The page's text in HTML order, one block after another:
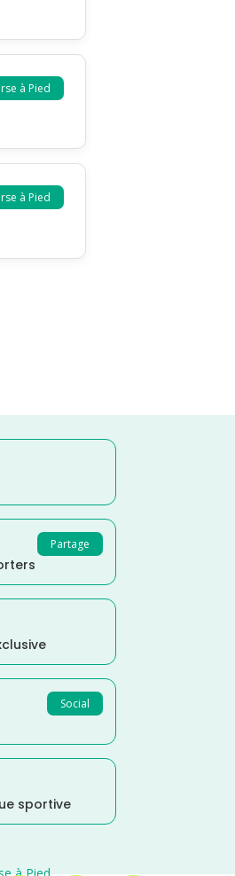
à Pied
à Pied
Partage
Social
sportive